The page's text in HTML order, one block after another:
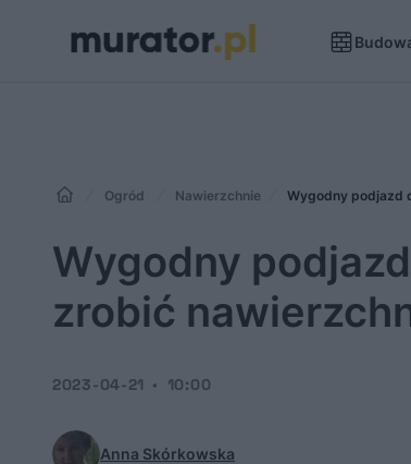
Ogród Nawierzchnie Wygodny podjazd
Wygodny
zrobić
Anna Skórkowska
2023-04-21 10:00